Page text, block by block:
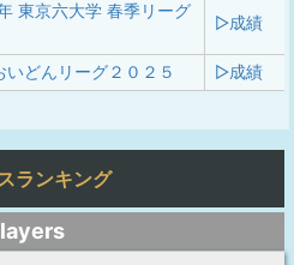
東京六大学 春季リーグ
▷成績
いどんリーグ２０２５ ▷成績
ランキング